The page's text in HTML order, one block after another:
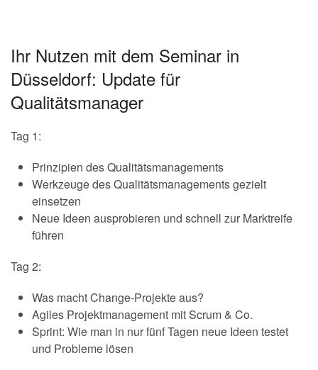
Ihr Nutzen mit dem Seminar in
Düsseldorf: Update für
Qualitätsmanager
Tag 1:
Prinzipien des Qualitätsmanagements
Werkzeuge des Qualitätsmanagements gezielt
einsetzen
Neue Ideen ausprobieren und schnell zur Marktreife
führen
Tag 2:
Was macht Change-Projekte aus?
Agiles Projektmanagement mit Scrum & Co.
Sprint: Wie man in nur fünf Tagen neue Ideen testet
und Probleme lösen